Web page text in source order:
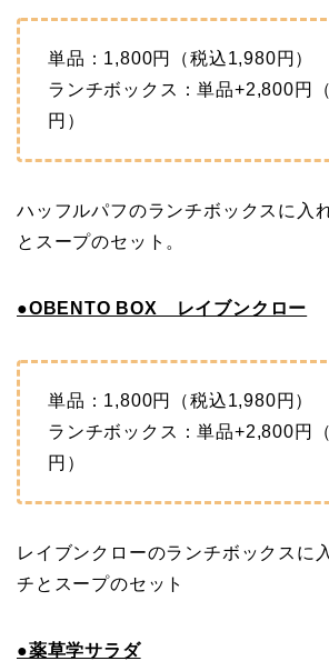
単品：1,800円（税込1,980円）
ランチボックス：単品+2,800円
円）
ハッフルパフのランチボックスに入
とスープのセット。
●OBENTO BOX レイブンクロー
単品：1,800円（税込1,980円）
ランチボックス：単品+2,800円
円）
レイブンクローのランチボックスに
チとスープのセット
●薬草学サラダ